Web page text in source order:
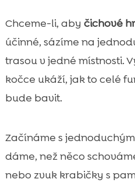
Chceme-li, aby čichové
účinné, sázíme na
trasou v jedné místnosti.
kočce ukáží, jak to celé
bude bavit.
Začínáme s
dáme, než něco
nebo zvuk krabičky s